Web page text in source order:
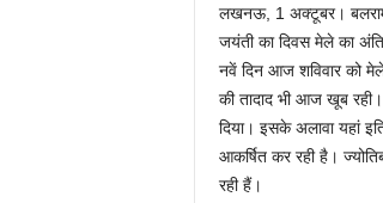
लखनऊ, 1 अक्टूबर।
जयंती का दिवस मेले का
नवें दिन आज शविवार को
की तादाद भी आज खूब रही।
दिया। इसके अलावा यहां
आकर्षित कर रही है।
रही हैं।